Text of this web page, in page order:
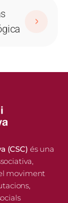
(CSC) és una
moviment